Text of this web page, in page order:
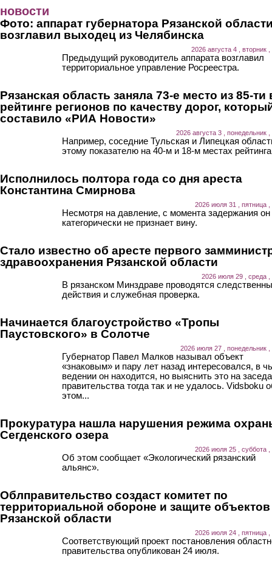
новости
Фото: аппарат губернатора Рязанской
возглавил выходец из Челябинска
2026 августа 4 , вторник
Предыдущий руководитель аппарата возглавил
территориальное управление Росреестра.
Рязанская область заняла 73-е место из 85-ти
рейтинге регионов по качеству дорог,
составило «РИА Новости»
2026 августа 3 , понедельник ,
Например, соседние Тульская и Липецкая
этому показателю на 40-м и 18-м местах
Исполнилось полтора года со дня ареста
Константина Смирнова
2026 июля 31 , пятница ,
Несмотря на давление, с момента задержания он
категорически не признает вину.
Стало известно об аресте первого
здравоохранения Рязанской области
2026 июля 29 , среда ,
В рязанском Минздраве проводятся
действия и служебная проверка.
Начинается благоустройство «Тропы
Паустовского» в Солотче
2026 июля 27 , понедельник ,
Губернатор Павел Малков называл объект
«знаковым» и пару лет назад интересовался, в
ведении он находится, но выяснить это на
правительства тогда так и не удалось. Vidsboku
этом...
Прокуратура нашла нарушения режима
Сегденского озера
2026 июля 25 , суббота ,
Об этом сообщает «Экологический рязанский
альянс».
Облправительство создаст комитет по
территориальной обороне и защите объектов
Рязанской области
2026 июля 24 , пятница ,
Соответствующий проект постановления
правительства опубликован 24 июля.